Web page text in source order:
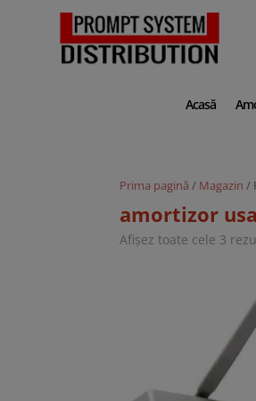
Acasă
Prima pagină / Magazin /
amortizor
Afișez toate cele 3